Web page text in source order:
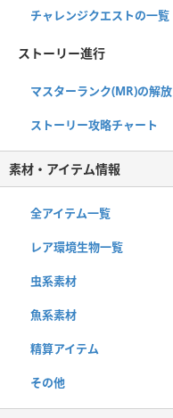
チャレンジクエストの一覧
ストーリー進行
マスターランク(MR)の解放
ストーリー攻略チャート
素材・アイテム情報
全アイテム一覧
レア環境生物一覧
虫系素材
魚系素材
精算アイテム
その他